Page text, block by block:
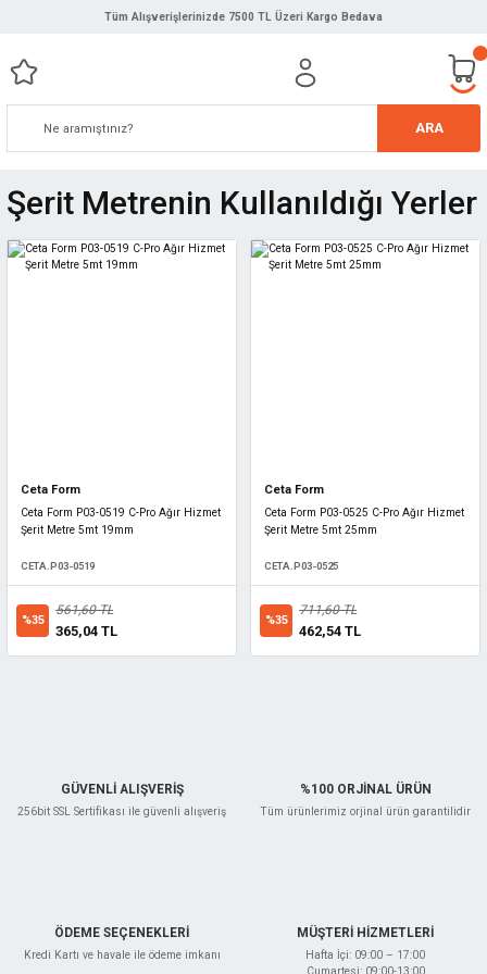
Tüm Alışverişlerinizde 7500 TL Üzeri Kargo Bedava
ARA
Şerit Metrenin Kullanıldığı Yerler
Ceta Form
Ceta Form P03-0519 C-Pro Ağır Hizmet
Şerit Metre 5mt 19mm
CETA.P03-0519
%35
561,60 TL
365,04 TL
Ceta Form
Ceta Form P03-0525 C-Pro Ağır Hizmet
Şerit Metre 5mt 25mm
CETA.P03-0525
%35
711,60 TL
462,54 TL
GÜVENLİ ALIŞVERİŞ
256bit SSL Sertifikası ile güvenli alışveriş
%100 ORJİNAL ÜRÜN
Tüm ürünlerimiz orjinal ürün garantilidir
ÖDEME SEÇENEKLERİ
Kredi Kartı ve havale ile ödeme imkanı
MÜŞTERİ HİZMETLERİ
Hafta İçi: 09:00 – 17:00
Cumartesi: 09:00-13:00